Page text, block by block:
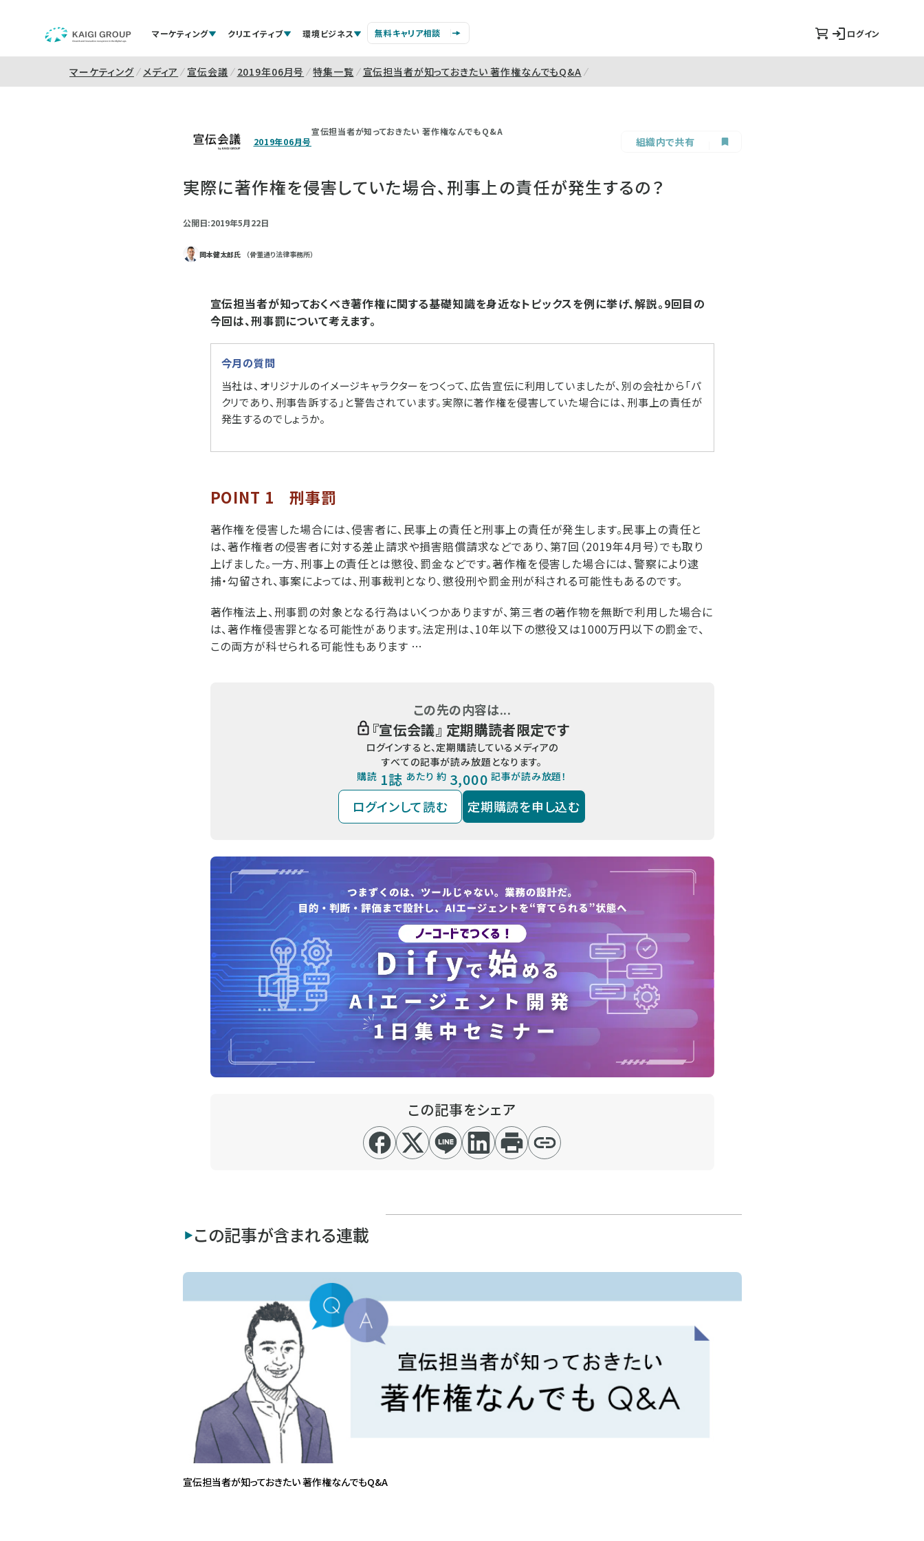
マーケティング クリエイティブ 環境ビジネス 無料キャリア相談 ログイン
マーケティング メディア 宣伝会議 2019年06月号 特集一覧 宣伝担当者が知っておきたい 著作権なんでもQ&A
2019年06月号
宣伝担当者が知っておきたい 著作権なんでもQ&A
組織内で共有
実際に著作権を侵害していた場合、刑事上の責任が発生するの？
公開日:2019年5月22日
岡本健太郎氏 （骨董通り法律事務所）
宣伝担当者が知っておくべき著作権に関する基礎知識を身近なトピックスを例に挙げ、解説。9回目の
今回は、刑事罰について考えます。
今月の質問
当社は、オリジナルのイメージキャラクターをつくって、広告宣伝に利用していましたが、別の会社から「パ
クリであり、刑事告訴する」と警告されています。実際に著作権を侵害していた場合には、刑事上の責任が
発生するのでしょうか。
POINT 1 刑事罰
著作権を侵害した場合には、侵害者に、民事上の責任と刑事上の責任が発生します。民事上の責任と
は、著作権者の侵害者に対する差止請求や損害賠償請求などであり、第7回（2019年4月号）でも取り
上げました。一方、刑事上の責任とは懲役、罰金などです。著作権を侵害した場合には、警察により逮
捕・勾留され、事案によっては、刑事裁判となり、懲役刑や罰金刑が科される可能性もあるのです。
著作権法上、刑事罰の対象となる行為はいくつかありますが、第三者の著作物を無断で利用した場合に
は、著作権侵害罪となる可能性があります。法定刑は、10年以下の懲役又は1000万円以下の罰金で、
この両方が科せられる可能性もあります …
この先の内容は...
『宣伝会議』 定期購読者限定です
ログインすると、定期購読しているメディアの
すべての記事が読み放題となります。
購読 1誌 あたり 約 3,000 記事が読み放題！
ログインして読む 定期購読を申し込む
この記事をシェア
この記事が含まれる連載
宣伝担当者が知っておきたい 著作権なんでもQ&A